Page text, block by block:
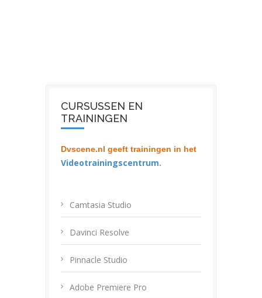
CURSUSSEN EN
TRAININGEN
Dvscene.nl geeft trainingen in het
Videotrainingscentrum.
Camtasia Studio
Davinci Resolve
Pinnacle Studio
Adobe Premiere Pro